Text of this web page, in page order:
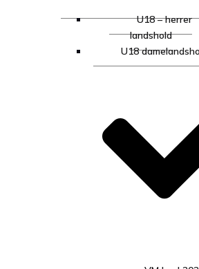
U18 – herrer
landshold
U18